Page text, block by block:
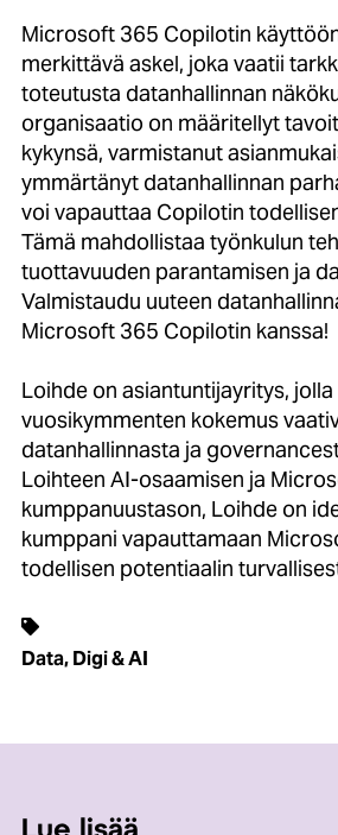
Microsoft 365 Copilotin
merkittävä askel, joka vaatii
toteutusta datanhallinnan
organisaatio on määritellyt
kykynsä, varmistanut
ymmärtänyt datanhallinnan
voi vapauttaa Copilotin
Tämä mahdollistaa työnkulun
tuottavuuden parantamisen ja
Valmistaudu uuteen
Microsoft 365 Copilotin kanssa!
Loihde on asiantuntijayritys, jolla
vuosikymmenten kokemus
datanhallinnasta ja
Loihteen AI-osaamisen ja
kumppanuustason, Loihde on
kumppani vapauttamaan
todellisen potentiaalin
Data, Digi & AI